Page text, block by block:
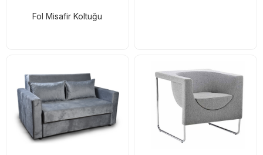
Fol Misafir Koltuğu